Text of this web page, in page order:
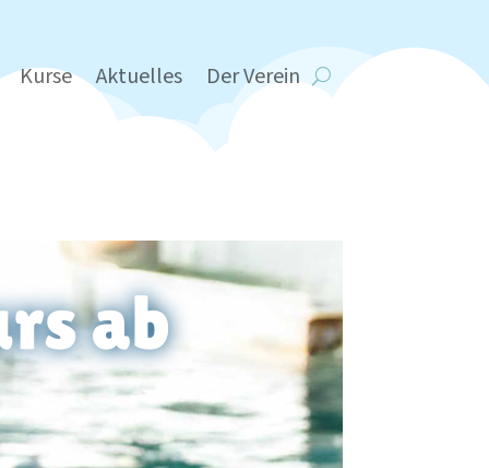
Kurse Aktuelles Der Verein
ab